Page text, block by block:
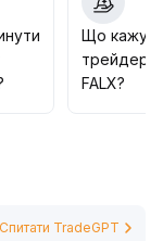
поступово
FALX у
підвищення
Що
трейдери
FALX?
Спитати TradeGPT